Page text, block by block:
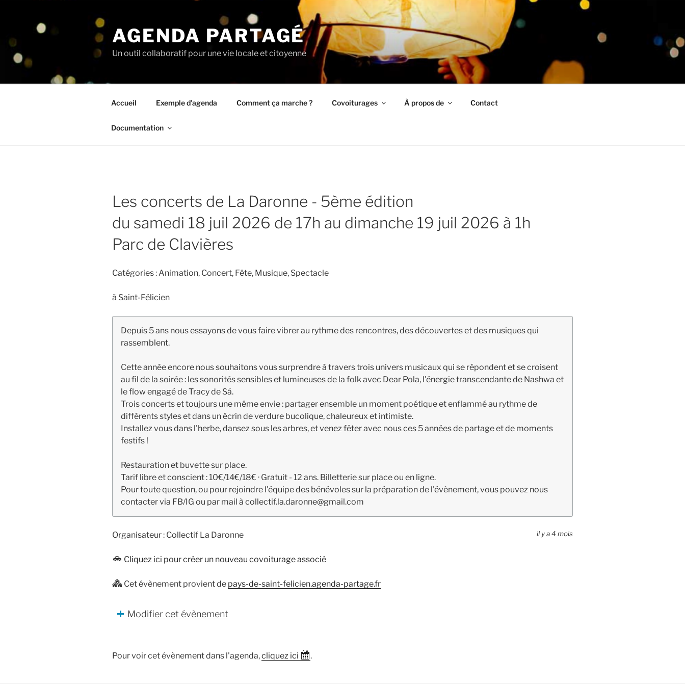
principal
AGENDA PARTAGÉ
Un outil collaboratif pour une vie locale et citoyenne
Accueil Exemple d’agenda Comment ça marche ? Covoiturages À propos de Contact
Documentation
Les concerts de La Daronne - 5ème édition
du samedi 18 juil 2026 de 17h au dimanche 19 juil 2026 à 1h
Parc de Clavières
Catégories : Animation, Concert, Fête, Musique, Spectacle
à Saint-Félicien
Depuis 5 ans nous essayons de vous faire vibrer au rythme des rencontres, des découvertes et des musiques qui
rassemblent.
Cette année encore nous souhaitons vous surprendre à travers trois univers musicaux qui se répondent et se croisent
au fil de la soirée : les sonorités sensibles et lumineuses de la folk avec Dear Pola, l'énergie transcendante de Nashwa et
le flow engagé de Tracy de Sá.
Trois concerts et toujours une même envie : partager ensemble un moment poétique et enflammé au rythme de
différents styles et dans un écrin de verdure bucolique, chaleureux et intimiste.
Installez vous dans l'herbe, dansez sous les arbres, et venez fêter avec nous ces 5 années de partage et de moments
festifs !
Restauration et buvette sur place.
Tarif libre et conscient : 10€/14€/18€ · Gratuit - 12 ans. Billetterie sur place ou en ligne.
Pour toute question, ou pour rejoindre l'équipe des bénévoles sur la préparation de l'évènement, vous pouvez nous
contacter via FB/IG ou par mail à collectif.la.daronne@gmail.com
Organisateur : Collectif La Daronne il y a 4 mois
Cliquez ici pour créer un nouveau covoiturage associé
Cet évènement provient de pays-de-saint-felicien.agenda-partage.fr
Modifier cet évènement
Pour voir cet évènement dans l'agenda,cliquez ici .